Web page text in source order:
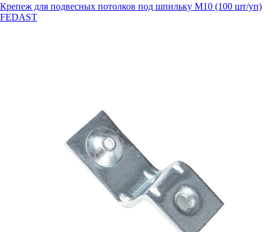
Крепеж для подвесных потолков под шпильку M10 (100 шт/уп)
FEDAST